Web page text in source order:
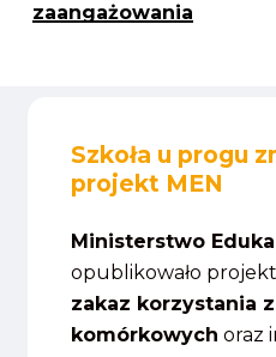
zaangażowania
Szkoła u progu
projekt MEN
Ministerstwo
opublikowało
zakaz korzystania
komórkowych oraz